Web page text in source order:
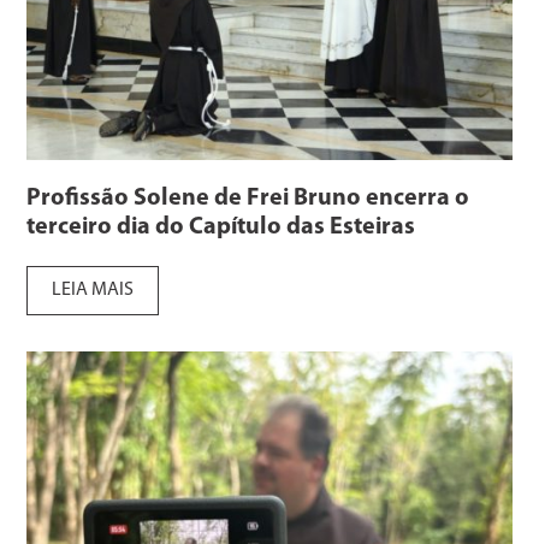
Profissão Solene de Frei Bruno encerra o
terceiro dia do Capítulo das Esteiras
LEIA MAIS